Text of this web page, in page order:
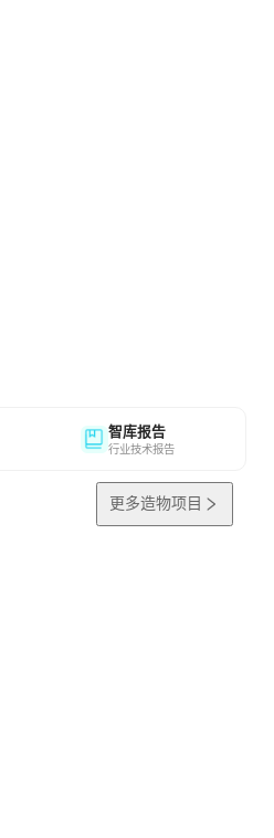
智库报告
行业技术报告
更多造物项目